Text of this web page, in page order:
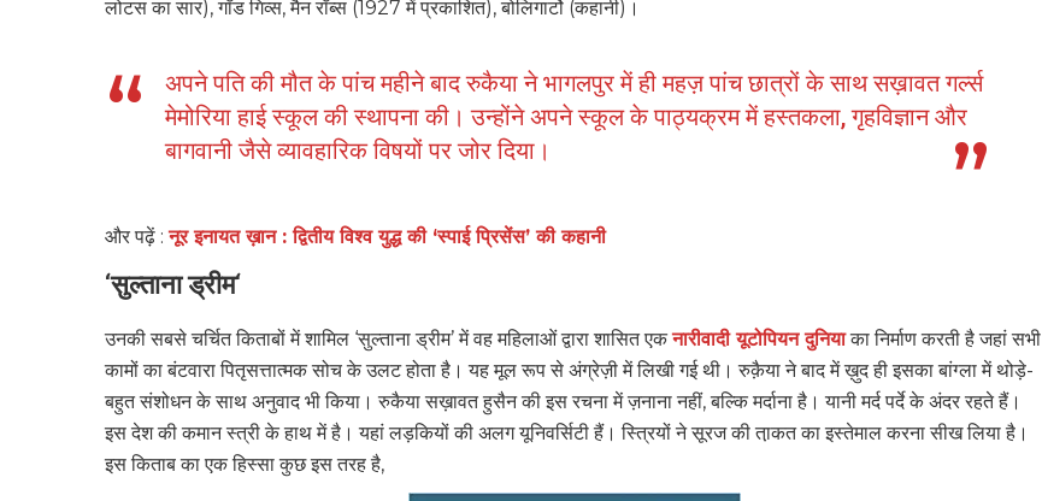
लोटस का सार), गॉड गिव्स, मैन रॉब्स (1927 में प्रकाशित), बोलिगार्टो (कहानी)।
अपने पति की मौत के पांच महीने बाद रुकैया ने भागलपुर में ही महज़ पांच छात्रों के साथ सख़ावत गर्ल्स
मेमोरिया हाई स्कूल की स्थापना की। उन्‍होंने अपने स्‍कूल के पाठ्यक्रम में हस्‍तकला, गृहविज्ञान और
बागवानी जैसे व्‍यावहारिक विषयों पर जोर दिया।
और पढ़ें :नूर इनायत ख़ान : द्वितीय विश्व युद्ध की ‘स्पाई प्रिसेंस’ की कहानी
‘सुल्ताना ड्रीम‘
उनकी सबसे चर्चित किताबों में शामिल ‘सुल्ताना ड्रीम’ में वह महिलाओं द्वारा शासित एकनारीवादी यूटोपियन दुनियाका निर्माण करती है जहां सभी
कामों का बंटवारा पितृसत्तात्मक सोच के उलट होता है। यह मूल रूप से अंग्रेज़ी में लिखी गई थी। रुक़ैया ने बाद में ख़ुद ही इसका बांग्‍ला में थोड़े-
बहुत संशोधन के साथ अनुवाद भी किया। रुकैया सख़ावत हुसैन की इस रचना में ज़नाना नहीं, बल्कि मर्दाना है। यानी मर्द पर्दे के अंदर रहते हैं।
इस देश की कमान स्‍त्री के हाथ में है। यहां लड़कियों की अलग यूनि‍वर्सिटी हैं। स्त्रियों ने सूरज की ता़कत का इस्तेमाल करना सीख लिया है।
इस किताब का एक हिस्सा कुछ इस तरह है,